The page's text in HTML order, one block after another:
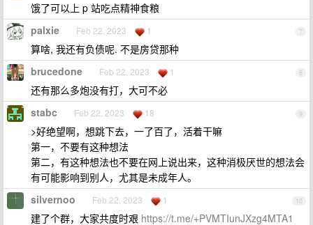
饿了可以上 p 站吃点精神食粮
7
palxie Feb 22, 2023 1
算啥, 我还有负债呢. 不是房贷那种
8
brucedone Feb 22, 2023 1
还有那么多炮没有打，大可不必
9
stabc Feb 22, 2023 18
>好绝望啊，想跳下去，一了百了，活着干嘛
第一，不要有这种想法
第二，有这种想法也不要在网上说出来，这种消极厌世的想法会
有可能影响到别人，尤其是未成年人。
10
silvernoo Feb 22, 2023 1
建了个群，大家共度时艰 https://t.me/+PVMTIunJXzg4MTA1